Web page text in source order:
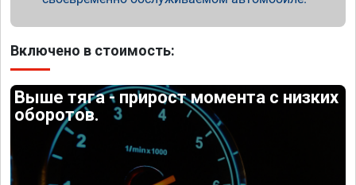
Включено в стоимость:
Выше тяга - прирост момента с низких
оборотов.